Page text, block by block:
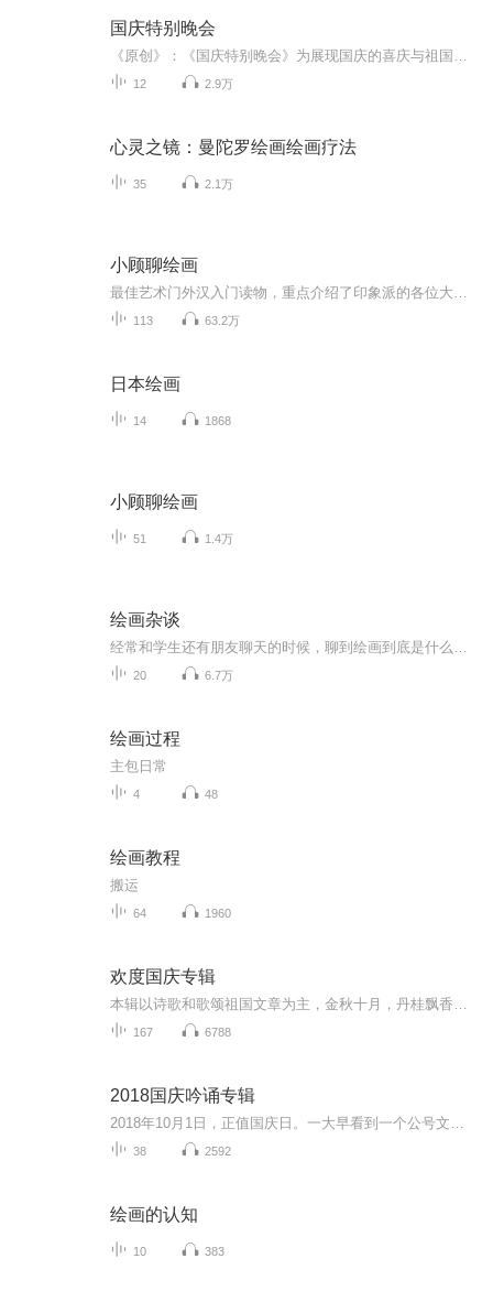
国庆特别晚会
12 2.9万
心灵之镜：曼陀罗绘画绘画疗法
35 2.1万
小顾聊绘画
113 63.2万
日本绘画
14 1868
小顾聊绘画
51 1.4万
绘画杂谈
20 6.7万
绘画过程
主包日常
4 48
绘画教程
搬运
64 1960
欢度国庆专辑
167 6788
2018国庆吟诵专辑
38 2592
绘画的认知
10 383